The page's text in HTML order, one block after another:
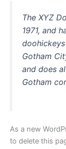
The XYZ
1971, and
Gotham
and does
Gotham
As a new
to delete this